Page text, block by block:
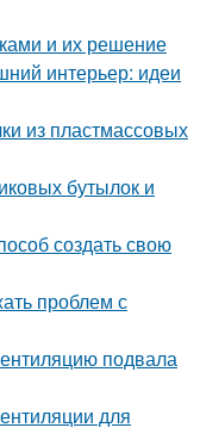
и их решение
интерьер: идеи
из пластмассовых
бутылок и
создать свою
проблем с
подвала
для